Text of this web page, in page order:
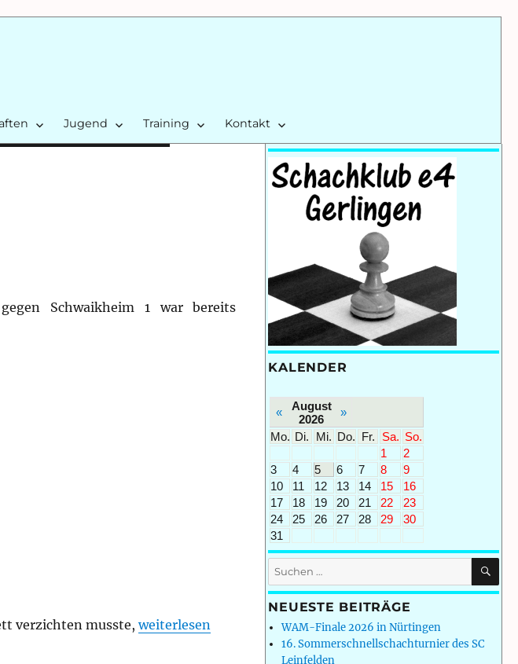
Jugend Training Kontakt
Schwaikheim 1 war bereits
verzichten musste,„Kreisklasse Stuttgart-Mitte 2024/25: Runde 3/9“
weiterlesen
KALENDER
«
August
2026
»
Mo. Di. Mi. Do. Fr. Sa. So.
1
2
3
4 5 6 7 8
9
10
11 12 13 14 15
16
17
18 19 20 21 22
23
24
25 26 27 28 29
30
31
Suchen
nach:
NEUESTE BEITRÄGE
WAM-Finale 2026 in Nürtingen
16. Sommerschnellschachturnier des SC
Leinfelden